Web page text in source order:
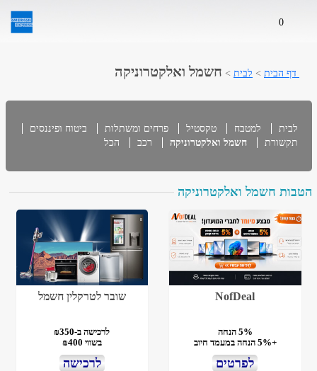
0
דף הבית > לבית > חשמל ואלקטרוניקה
לבית למטבח טקסטיל פרחים ומשתלות
ביטוח ופיננסים
תקשורת
חשמל ואלקטרוניקה רכב הכל
הטבות חשמל ואלקטרוניקה
NofDeal
5% הנחה
+5% הנחה במעמד חיוב
לפרטים
שובר לטרקלין חשמל
לרכישה ב-₪350
בשווי ₪400
לרכישה